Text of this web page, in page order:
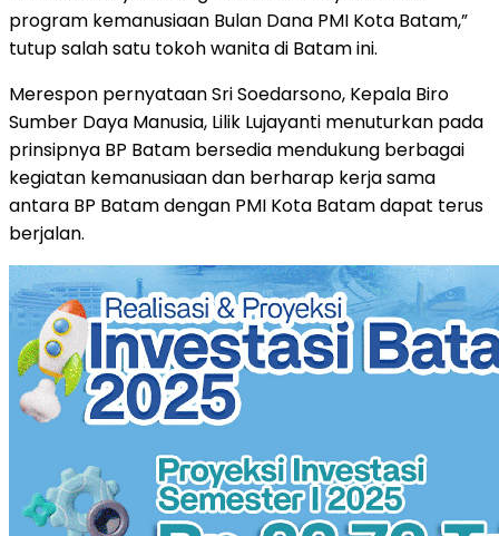
program kemanusiaan Bulan Dana PMI Kota Batam,”
tutup salah satu tokoh wanita di Batam ini.
Merespon pernyataan Sri Soedarsono, Kepala Biro
Sumber Daya Manusia, Lilik Lujayanti menuturkan pada
prinsipnya BP Batam bersedia mendukung berbagai
kegiatan kemanusiaan dan berharap kerja sama
antara BP Batam dengan PMI Kota Batam dapat terus
berjalan.